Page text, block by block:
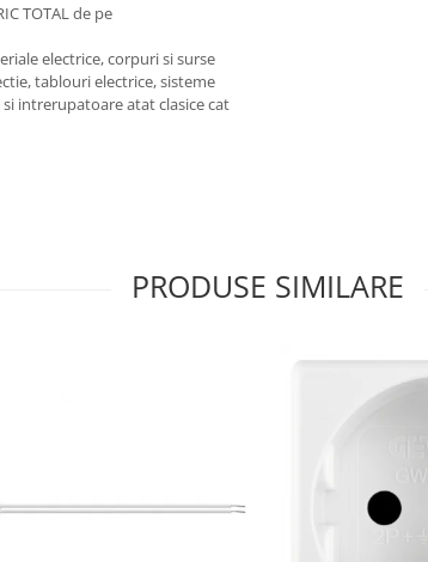
TOTAL de pe
electrice, corpuri si surse
tablouri electrice, sisteme
intrerupatoare atat clasice cat
PRODUSE SIMILARE